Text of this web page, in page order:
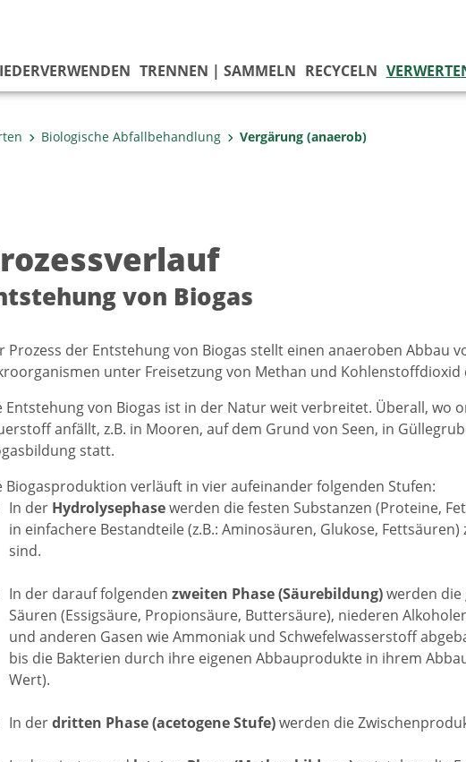
TRENNEN | SAMMELN RECYCELN
Biologische Abfallbehandlung Vergärung (anaerob)
von Biogas
Prozess der Entstehung von Biogas stellt einen anaeroben Abbau
unter Freisetzung von Methan und Kohlenstoffdioxid
Entstehung von Biogas ist in der Natur weit verbreitet. Überall, wo
anfällt, z.B. in Mooren, auf dem Grund von Seen, in
statt.
Biogasproduktion verläuft in vier aufeinander folgenden Stufen:
In der Hydrolysephasewerden die festen Substanzen (Proteine,
in einfachere Bestandteile (z.B.: Aminosäuren, Glukose,
sind.
In der darauf folgenden zweiten Phase (Säurebildung)werden die
Säuren (Essigsäure, Propionsäure, Buttersäure), niederen
und anderen Gasen wie Ammoniak und Schwefelwasserstoff
bis die Bakterien durch ihre eigenen Abbauprodukte in ihrem
Wert).
In derdritten Phase (acetogene Stufe)werden die